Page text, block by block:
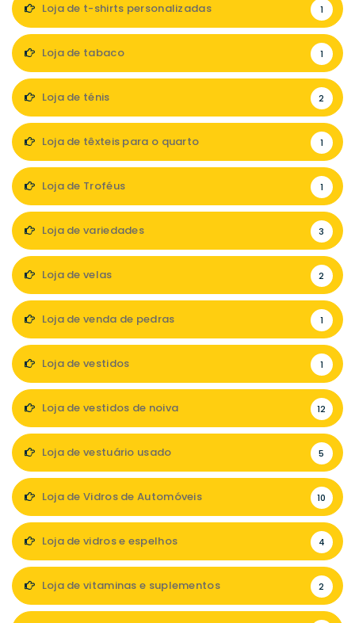
Loja de t-shirts personalizadas 1
Loja de tabaco 1
Loja de ténis 2
Loja de têxteis para o quarto 1
Loja de Troféus 1
Loja de variedades 3
Loja de velas 2
Loja de venda de pedras 1
Loja de vestidos 1
Loja de vestidos de noiva 12
Loja de vestuário usado 5
Loja de Vidros de Automóveis 10
Loja de vidros e espelhos 4
Loja de vitaminas e suplementos 2